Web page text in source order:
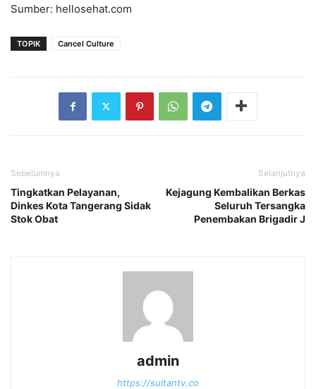
Sumber: hellosehat.com
TOPIK Cancel Culture
Sebelumnya
Tingkatkan Pelayanan,
Dinkes Kota Tangerang Sidak
Stok Obat
Selanjutnya
Kejagung Kembalikan Berkas
Seluruh Tersangka
Penembakan Brigadir J
admin
https://sultantv.co